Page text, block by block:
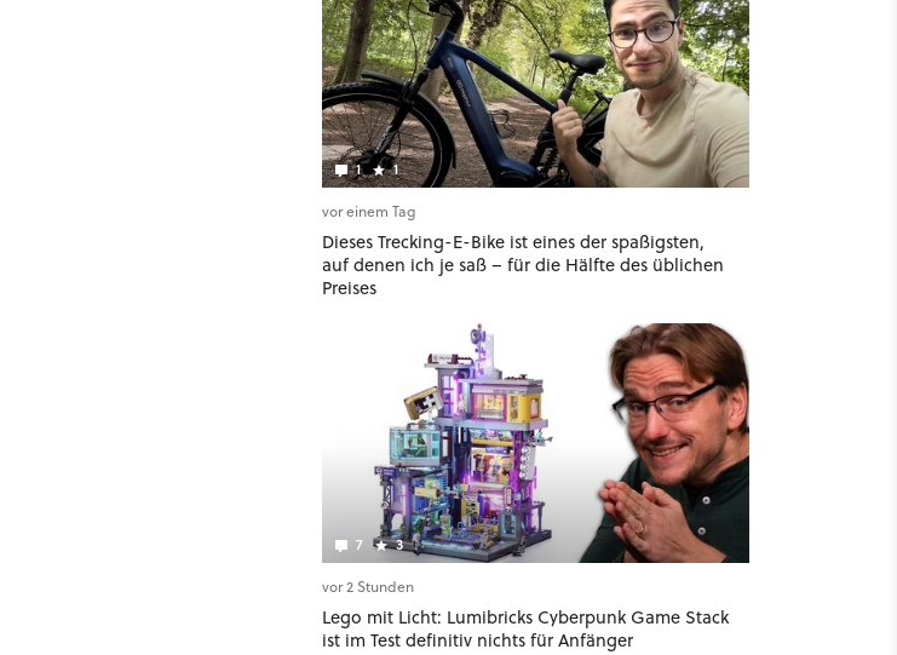
1 1
vor einem Tag
Dieses Trecking-E-Bike ist eines der spaßigsten,
auf denen ich je saß – für die Hälfte des üblichen
Preises
7 3
vor 2 Stunden
Lego mit Licht: Lumibricks Cyberpunk Game Stack
ist im Test definitiv nichts für Anfänger